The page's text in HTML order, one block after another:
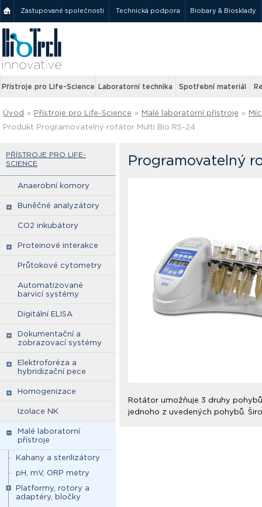
Zastupované společnosti Technická podpora Biobary & Biosklady
Přístroje pro Life-Science Laboratorní technika Spotřební materiál
Úvod » Přístroje pro Life-Science » Malé laboratorní přístroje »
Produkt Programovatelný rotátor Multi Bio RS-24
PŘÍSTROJE PRO LIFE-
SCIENCE
Anaerobní komory
Buněčné analyzátory
CO2 inkubátory
Proteinové interakce
Průtokové cytometry
Automatizované
barvicí systémy
Digitální ELISA
Dokumentační a
zobrazovací systémy
Elektroforéza a
hybridizační pece
Homogenizace
Izolace NK
Malé laboratorní
přístroje
Kahany a sterilizátory
pH, mV, ORP metry
Platformy, rotory a
adaptéry, bločky
Programovatelný
Rotátor umožňuje 3 druhy
jednoho z uvedených pohybů.